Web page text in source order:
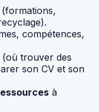
(formations,
compétences,
(où trouver des
son CV et son
à